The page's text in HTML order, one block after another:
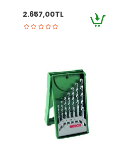
2.657,00TL